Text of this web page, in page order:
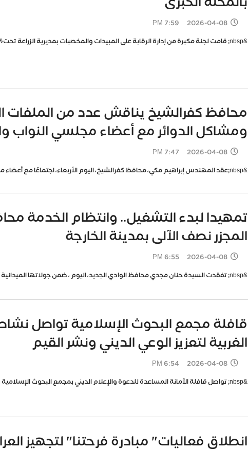
بالمحلة الكبرى
2026-04-08 7:59 PM
&nbsp; قامت لجنة مكبرة من إدارة الرقابة على المبيدات والمخصبات بمديرية الزراعة تحت&nbsp; إشراف&nbsp
محافظ كفرالشيخ يناقش عدد من الملفات
ومشاكل الدوائر مع أعضاء مجلسي النواب
2026-04-08 7:47 PM
&nbsp;عقد المهندس إبراهيم مكي، محافظ كفرالشيخ، اليوم الأربعاء، اجتماعًا مع أعضاء مجلسي النواب والشيو
تمهيدا لبدء التشغيل.. وانتظام الخدمة
المجزر نصف الآلى بمدينة الخارجة
2026-04-08 6:55 PM
&nbsp; تفقدت السيدة حنان مجدي محافظ الوادي الجديد، اليوم ، ضمن جولاتها الميدانية لمتابعة المشروعات ا
قافلة مجمع البحوث الإسلامية تواصل
الغربية لتعزيز الوعي الديني ونشر القيم
2026-04-08 6:54 PM
&nbsp; تواصل قافلة الأمانة المساعدة للدعوة والإعلام الديني بمجمع البحوث الإسلامية نشاطها المكثف بمحا
انطلاق فعاليات" مبادرة فرحتنا" لتجهيز